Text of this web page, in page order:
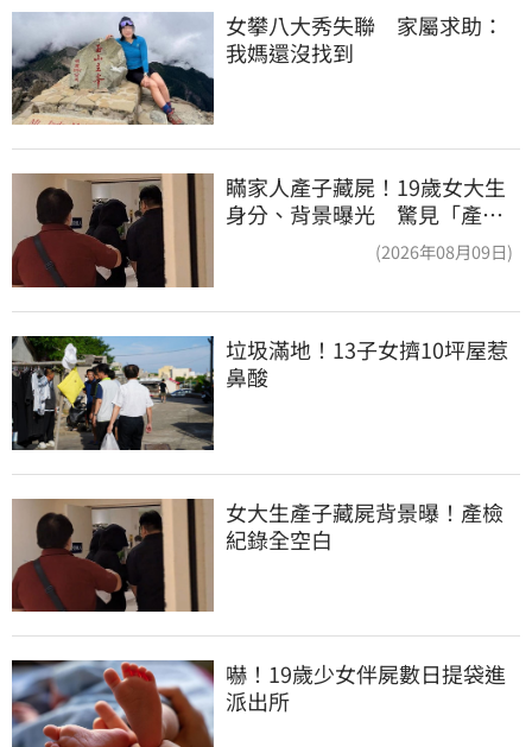
女攀八大秀失聯　家屬求助：
我媽還沒找到
瞞家人產子藏屍！19歲女大生
身分、背景曝光 驚見「產檢
(2026年08月09日)
垃圾滿地！13子女擠10坪屋惹
鼻酸
女大生產子藏屍背景曝！產檢
紀錄全空白
嚇！19歲少女伴屍數日提袋進
派出所